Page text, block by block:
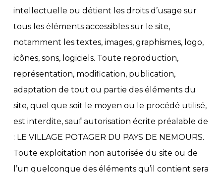
intellectuelle ou détient les droits d’usage sur
tous les éléments accessibles sur le site,
notamment les textes, images, graphismes, logo,
icônes, sons, logiciels. Toute reproduction,
représentation, modification, publication,
adaptation de tout ou partie des éléments du
site, quel que soit le moyen ou le procédé utilisé,
est interdite, sauf autorisation écrite préalable de
: LE VILLAGE POTAGER DU PAYS DE NEMOURS.
Toute exploitation non autorisée du site ou de
l’un quelconque des éléments qu’il contient sera